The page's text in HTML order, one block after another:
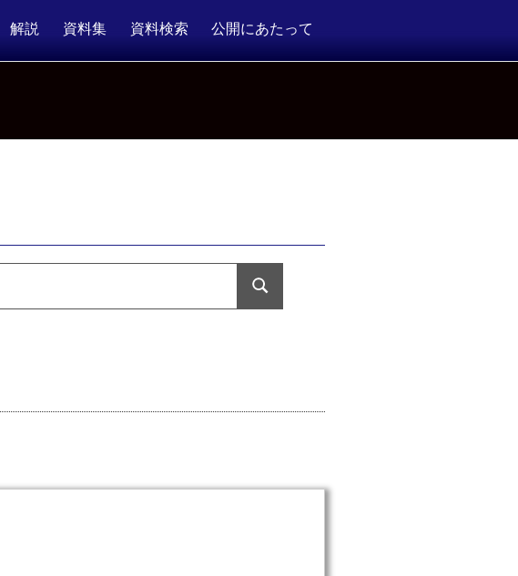
解説 資料集 資料検索 公開にあたって
検
索